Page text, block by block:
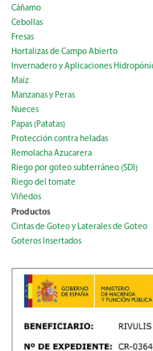
Cáñamo
Cebollas
Fresas
Hortalizas de Campo Abierto
Invernadero y Aplicaciones
Maíz
Manzanas y Peras
Nueces
Papas (Patatas)
Protección contra heladas
Remolacha Azucarera
Riego por goteo subterráneo (SDI)
Riego del tomate
Viñedos
Productos
Cintas de Goteo y Laterales de Goteo
Goteros Insertados